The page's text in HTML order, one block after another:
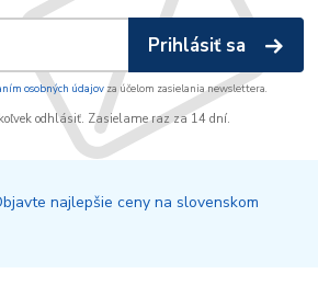
Prihlásiť sa
osobných údajov za účelom zasielania newslettera.
odhlásiť. Zasielame raz za 14 dní.